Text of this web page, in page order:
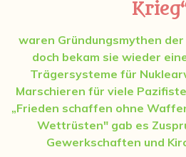
waren Gründungsmythen
doch bekam sie wieder
Trägersysteme für
Marschieren für viele
„Frieden schaffen ohne
Wettrüsten" gab es
Gewerkschaften und